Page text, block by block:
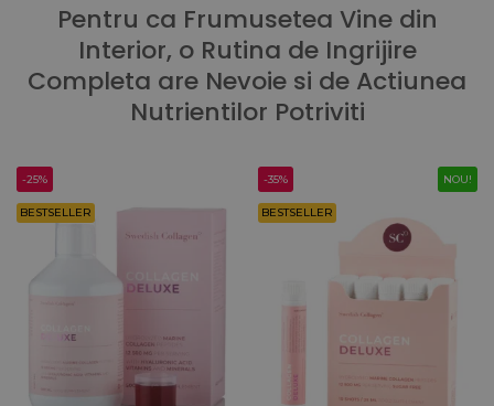
Pentru ca Frumusetea Vine din
Interior, o Rutina de Ingrijire
Completa are Nevoie si de Actiunea
Nutrientilor Potriviti
-25%
BESTSELLER
-35%
BESTSELLER
NOU!